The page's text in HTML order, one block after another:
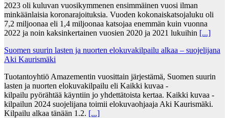
2023 oli kuluvan vuosikymmenen ensimmäinen vuosi ilman
minkäänlaisia koronarajoituksia. Vuoden kokonaiskatsojaluku oli
7,2 miljoonaa eli 1,4 miljoonaa katsojaa enemmän kuin vuonna
2022 ja noin kaksinkertainen vuosien 2020 ja 2021 lukuihin [...]
Suomen suurin lasten ja nuorten elokuvakilpailu alkaa – suojelijana
Aki Kaurismäki
Tuotantoyhtiö Amazementin vuosittain järjestämä, Suomen suurin
lasten ja nuorten elokuvakilpailu eli Kaikki kuvaa -
kilpailu pyörähtää käyntiin jo yhdettätoista kertaa. Kaikki kuvaa -
kilpailun 2024 suojelijana toimii elokuvaohjaaja Aki Kaurismäki.
Kilpailu alkaa tänään 1.2. [...]